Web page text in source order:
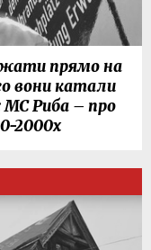
прямо на
вони катали
МС Риба – про
2000х